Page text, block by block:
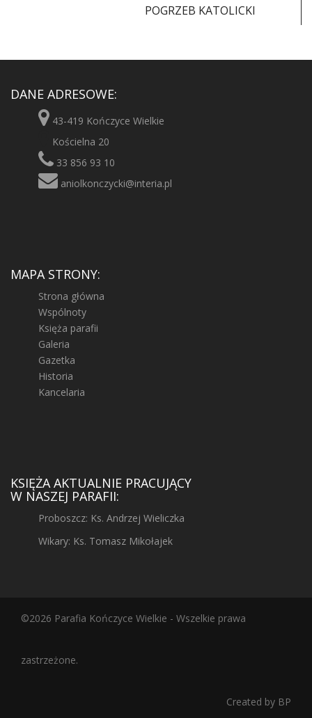
POGRZEB KATOLICKI
DANE ADRESOWE:
43-419 Kończyce Wielkie
Kościelna 20
33 856 93 10
aniolkonczycki@interia.pl
MAPA STRONY:
Strona główna
Wspólnoty
Księża parafii
Galeria
Gazetka
Historia
Kancelaria
KSIĘŻA AKTUALNIE PRACUJĄCY
W NASZEJ PARAFII:
Proboszcz: Ks. Andrzej Wieliczka
Wikary: Ks. Tomasz Mikołajek
©2026 Parafia Kończyce Wielkie - Wszelkie prawa
zastrzeżone.
Created by BP